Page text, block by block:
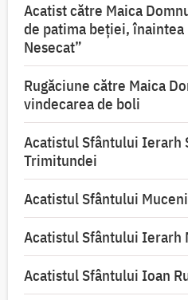
Acatist către Maica
de patima beției,
Nesecat”
Rugăciune către Maica
vindecarea de boli
Acatistul Sfântului Ierarh
Trimitundei
Acatistul Sfântului
Acatistul Sfântului Ierarh
Acatistul Sfântului Ioan